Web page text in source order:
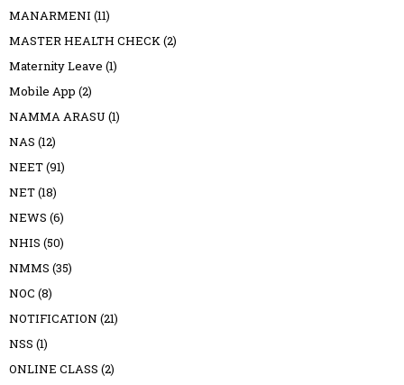
MANARMENI (11)
MASTER HEALTH CHECK(2)
Maternity Leave (1)
Mobile App (2)
NAMMA ARASU (1)
NAS (12)
NEET(91)
NET(18)
NEWS (6)
NHIS (50)
NMMS (35)
NOC (8)
NOTIFICATION (21)
NSS (1)
ONLINE CLASS (2)